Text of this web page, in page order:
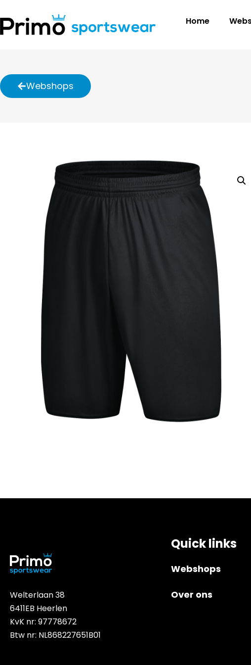
Home
Webshops
Welterlaan 38
6411EB Heerlen
KvK nr: 97778672
Btw nr: NL868227651B01
Quick links
Webshops
Over ons